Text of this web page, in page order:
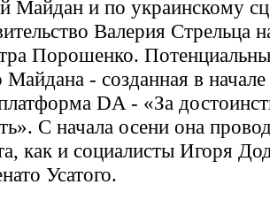
Майдан и по украинскому
Валерия Стрельца
Порошенко.
- созданная в
DA - «За
С начала осени она
как и социалисты Игоря
Усатого.